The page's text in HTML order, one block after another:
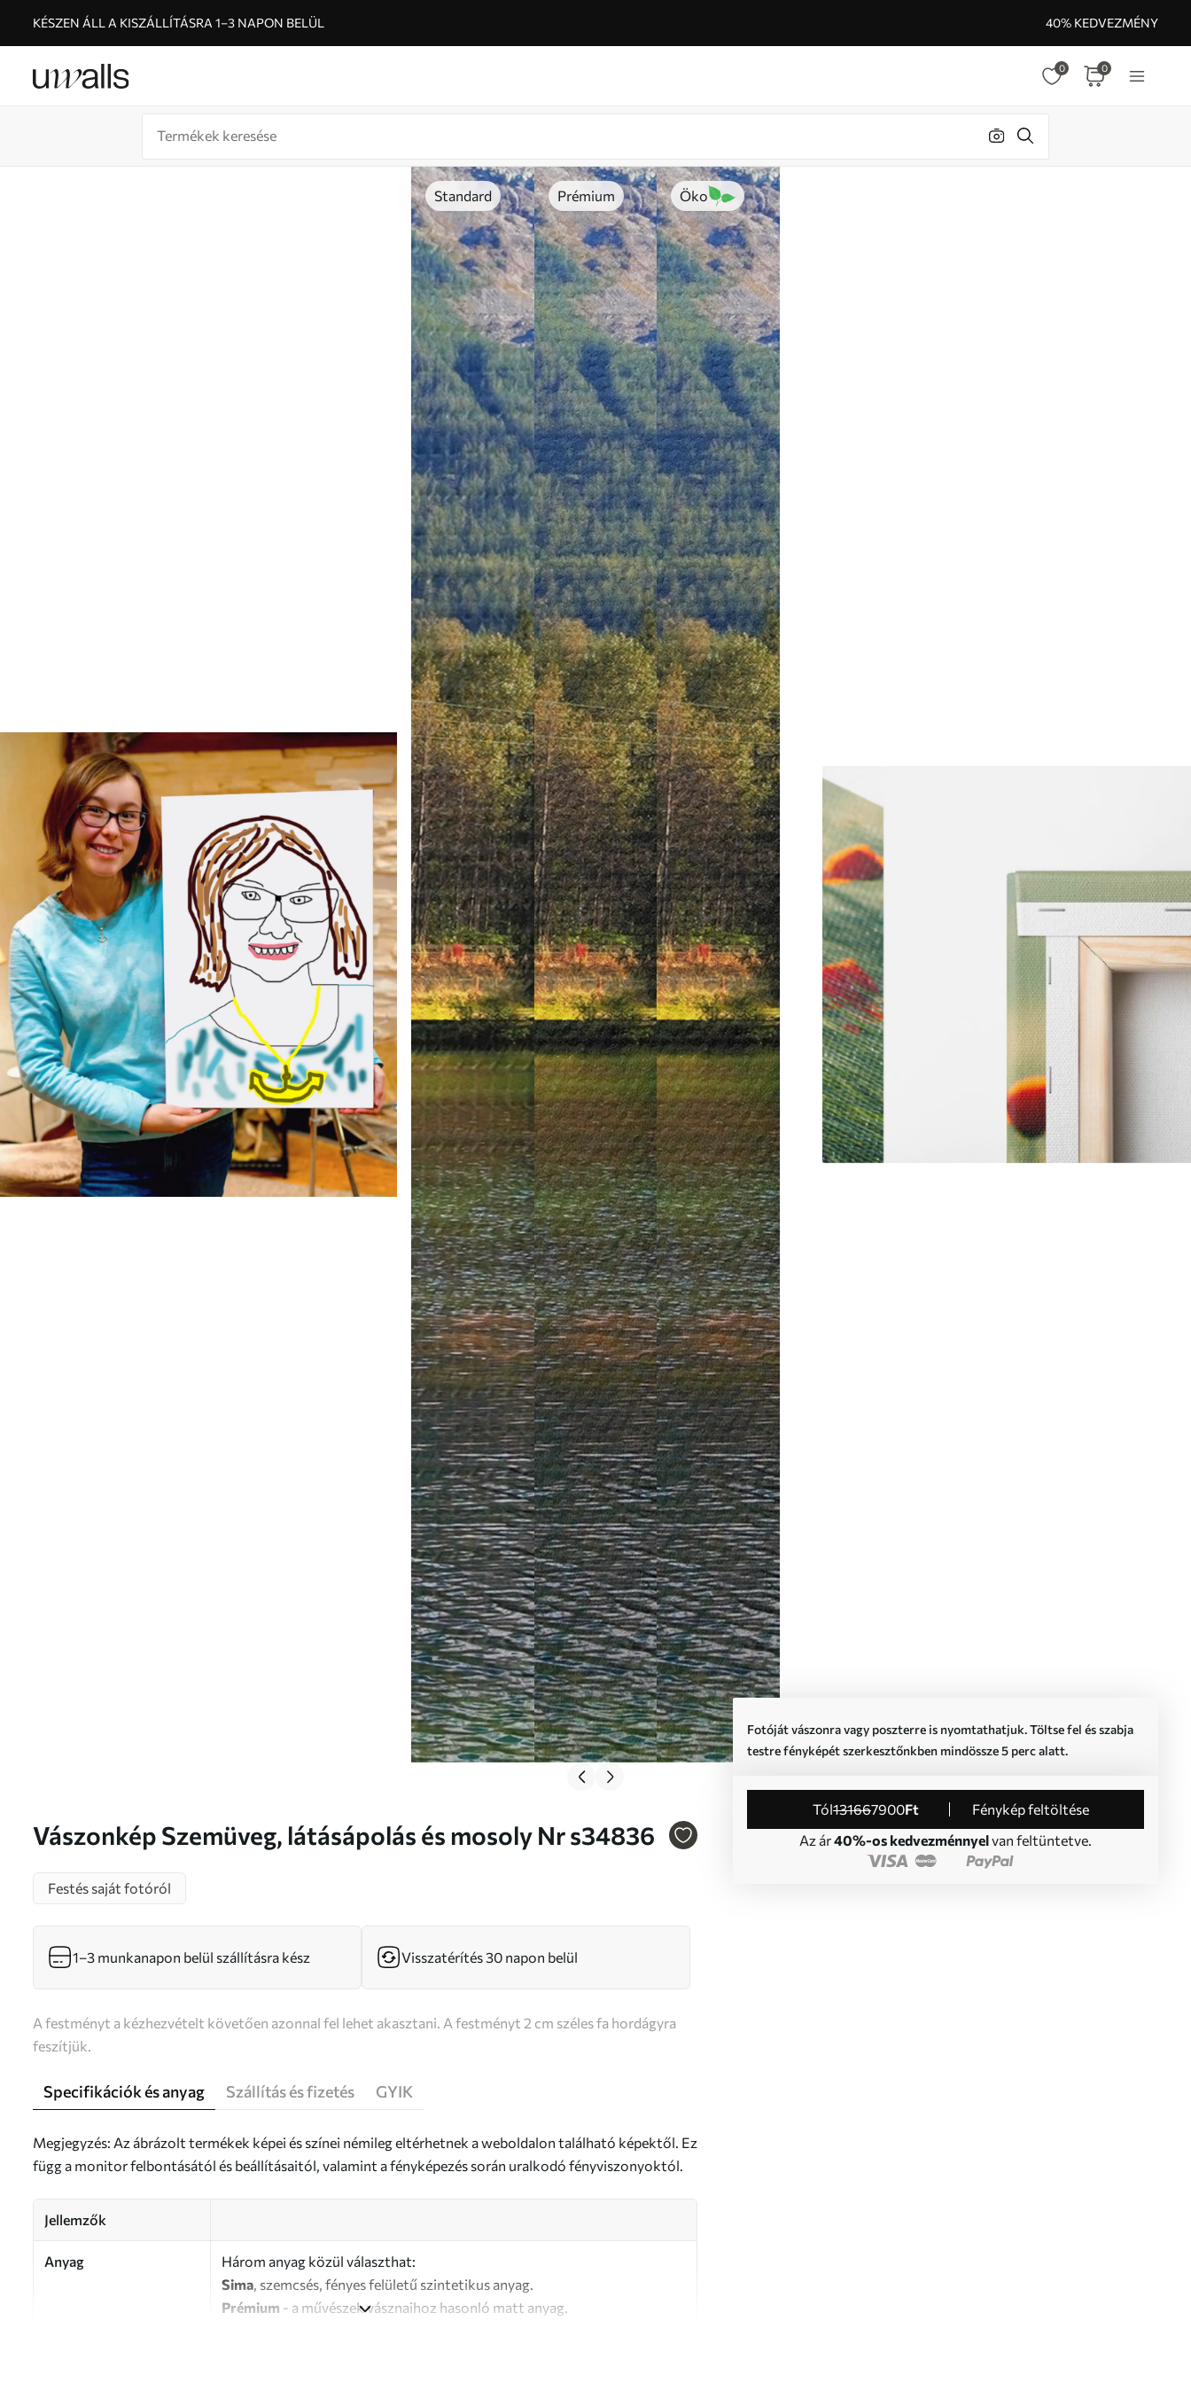
KÉSZEN ÁLL A KISZÁLLÍTÁSRA 1–3 NAPON BELÜL 40% KEDVEZMÉNY
0 0
Standard Prémium Öko
Vászonkép Szemüveg, látásápolás és mosoly Nr s34836
Fotóját vászonra vagy poszterre is nyomtathatjuk. Töltse fel és szabja
testre fényképét szerkesztőnkben mindössze 5 perc alatt.
Tól131667900Ft
Fénykép feltöltése
Az ár40%-os kedvezménnyelvan feltüntetve.
Festés saját fotóról
1–3 munkanapon belül szállításra kész Visszatérítés 30 napon belül
A festményt a kézhezvételt követően azonnal fel lehet akasztani. A festményt 2 cm széles fa hordágyra
feszítjük.
Specifikációk és anyag Szállítás és fizetés GYIK
Megjegyzés: Az ábrázolt termékek képei és színei némileg eltérhetnek a weboldalon található képektől. Ez
függ a monitor felbontásától és beállításaitól, valamint a fényképezés során uralkodó fényviszonyoktól.
Jellemzők
Anyag
Három anyag közül választhat:
Sima, szemcsés, fényes felületű szintetikus anyag.
Prémium - a művészek vásznaihoz hasonló matt anyag.